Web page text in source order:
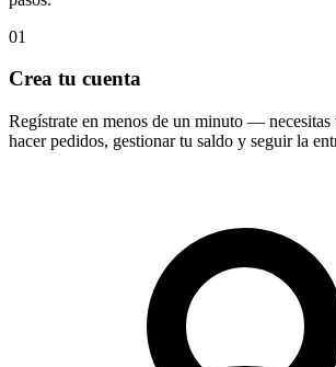
01
Crea tu cuenta
Regístrate en menos de un minuto — necesitas
hacer pedidos, gestionar tu saldo y seguir la